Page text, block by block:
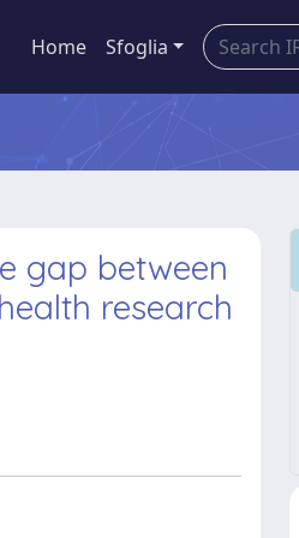
Home Sfoglia
gap between
research